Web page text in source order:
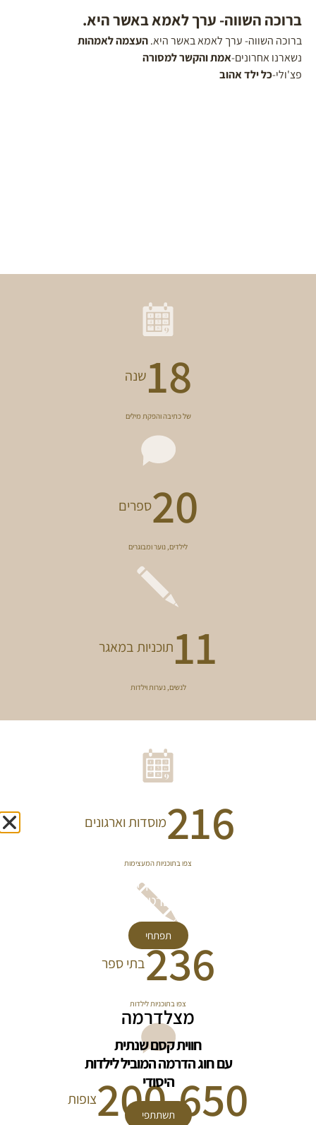
ברוכה השווה- ערך לאמא באשר היא.
ברוכה השווה- ערך לאמא באשר היא.העצמה לאמהות
נשארנו אחרונים-אמת והקשר למסורה
פצ'ולי-כל ילד אהוב
של כתיבה והפקת מילים
18שנה
לילדים, נוער ומבוגרים
21ספרים
לנשים, נערות וילדות
11תוכניות במאגר
צפו בתוכניות המעצימות
216מוסדות וארגונים
צפו בתוכניות לילדות
236בתי ספר
200,650צופות
הגענו עד אליך הביתה
עם מיטב הסרטים והספרים
תפתחי
מצלדרמה
חווית קסם שנתית
עם חוג הדרמה המוביל לילדות
היסודי
תשתתפי